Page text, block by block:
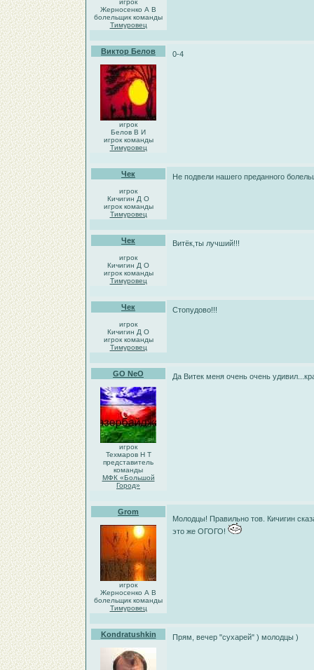
игрок
Жерносенко А В
болельщик команды
Тимуровец
Виктор Белов
игрок
Белов В И
игрок команды
Тимуровец
0-4
Чек
игрок
Кичигин Д О
игрок команды
Тимуровец
Не подвели нашего преданного
Чек
игрок
Кичигин Д О
игрок команды
Тимуровец
Витёк,ты лучший!!!
Чек
игрок
Кичигин Д О
игрок команды
Тимуровец
Стопудово!!!
GO NeO
игрок
Техмаров Н Т
представитель
команды
МФК «Большой
Город»
Да Витек меня очень очень
Grom
игрок
Жерносенко А В
болельщик команды
Тимуровец
Молодцы! Правильно тов. Кичигин
это же ОГОГО!
Kondratushkin Прям, вечер "сухарей" ) молодцы )